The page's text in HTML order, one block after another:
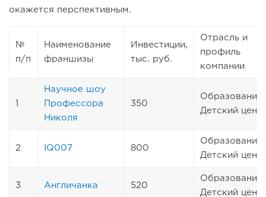
окажется перспективным.
№
п/п
Наименование
франшизы
Инвестиции,
тыс. руб.
Отрасль и
профиль
компании
1
Научное шоу
Профессора
Николя
350
Образование.
Детский
2 IQ007 800
Образование.
Детский
3 Англичанка 520
Образование.
Детский